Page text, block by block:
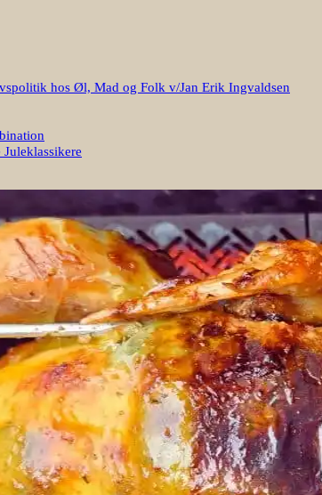
hos Øl, Mad og Folk v/Jan Erik Ingvaldsen